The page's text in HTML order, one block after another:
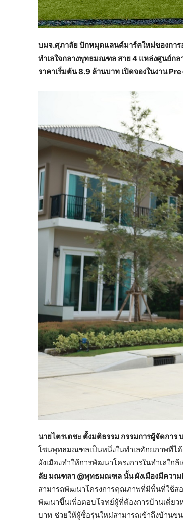
บมจ.ศุภาลัย ปักหมุดแลนด์มาร์คใหม่ของการ
ทำเลใจกลางพุทธมณฑล สาย 4 แหล่งศูนย์กล
ราคาเริ่มต้น 8.9 ล้านบาท เปิดจองในงาน
นายไตรเตชะ ตั้งมติธรรม กรรมการผู้จัดกา
โซนพุทธมณฑลเป็นหนึ่งในทำเลศักยภาพที่ไ
ผังเมืองทำให้การพัฒนาโครงการในทำเลใ
ลัย มณฑลา @พุทธมณฑล นั้น ผังเมืองมีควา
สามารถพัฒนาโครงการคุณภาพที่มีพื้นที่ใช้สอ
พัฒนาขึ้นเพื่อตอบโจทย์ผู้ที่ต้องการบ้านเดี่ย
บาท ช่วยให้ผู้ซื้อรุ่นใหม่สามารถเข้าถึงบ้าน